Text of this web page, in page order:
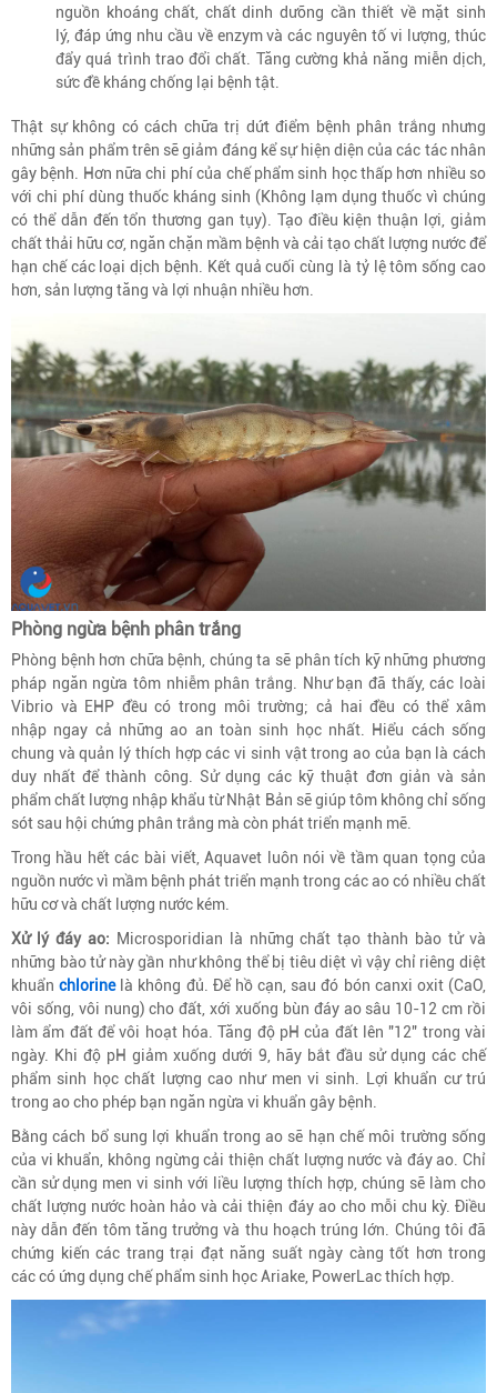
nguồn khoáng chất, chất dinh dưỡng cần thiết về mặt sinh
lý, đáp ứng nhu cầu về enzym và các nguyên tố vi lượng, thúc
đẩy quá trình trao đổi chất. Tăng cường khả năng miễn dịch,
sức đề kháng chống lại bệnh tật.
Thật sự không có cách chữa trị dứt điểm bệnh phân trắng nhưng
những sản phẩm trên sẽ giảm đáng kể sự hiện diện của các tác nhân
gây bệnh. Hơn nữa chi phí của chế phẩm sinh học thấp hơn nhiều so
với chi phí dùng thuốc kháng sinh (Không lạm dụng thuốc vì chúng
có thể dẫn đến tổn thương gan tụy). Tạo điều kiện thuận lợi, giảm
chất thải hữu cơ, ngăn chặn mầm bệnh và cải tạo chất lượng nước để
hạn chế các loại dịch bệnh. Kết quả cuối cùng là tỷ lệ tôm sống cao
hơn, sản lượng tăng và lợi nhuận nhiều hơn.
Phòng ngừa bệnh phân trắng
Phòng bệnh hơn chữa bệnh, chúng ta sẽ phân tích kỹ những phương
pháp ngăn ngừa tôm nhiễm phân trắng. Như bạn đã thấy, các loài
Vibrio và EHP đều có trong môi trường; cả hai đều có thể xâm
nhập ngay cả những ao an toàn sinh học nhất. Hiểu cách sống
chung và quản lý thích hợp các vi sinh vật trong ao của bạn là cách
duy nhất để thành công. Sử dụng các kỹ thuật đơn giản và sản
phẩm chất lượng nhập khẩu từ Nhật Bản sẽ giúp tôm không chỉ sống
sót sau hội chứng phân trắng mà còn phát triển mạnh mẽ.
Trong hầu hết các bài viết, Aquavet luôn nói về tầm quan tọng của
nguồn nước vì mầm bệnh phát triển mạnh trong các ao có nhiều chất
hữu cơ và chất lượng nước kém.
Xử lý đáy ao: Microsporidian là những chất tạo thành bào tử và
những bào tử này gần như không thể bị tiêu diệt vì vậy chỉ riêng diệt
khuẩnchlorinelà không đủ. Để hồ cạn, sau đó bón canxi oxit (CaO,
vôi sống, vôi nung) cho đất, xới xuống bùn đáy ao sâu 10-12 cm rồi
làm ẩm đất để vôi hoạt hóa. Tăng độ pH của đất lên "12" trong vài
ngày. Khi độ pH giảm xuống dưới 9, hãy bắt đầu sử dụng các chế
phẩm sinh học chất lượng cao như men vi sinh. Lợi khuẩn cư trú
trong ao cho phép bạn ngăn ngừa vi khuẩn gây bệnh.
Bằng cách bổ sung lợi khuẩn trong ao sẽ hạn chế môi trường sống
của vi khuẩn, không ngừng cải thiện chất lượng nước và đáy ao. Chỉ
cần sử dụng men vi sinh với liều lượng thích hợp, chúng sẽ làm cho
chất lượng nước hoàn hảo và cải thiện đáy ao cho mỗi chu kỳ. Điều
này dẫn đến tôm tăng trưởng và thu hoạch trúng lớn. Chúng tôi đã
chứng kiến ​​các trang trại đạt năng suất ngày càng tốt hơn trong
các có ứng dụng chế phẩm sinh học Ariake, PowerLac thích hợp.